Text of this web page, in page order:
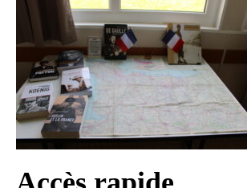
Infos règlementaires
Contact et horaires
Mon village
Mes démarches